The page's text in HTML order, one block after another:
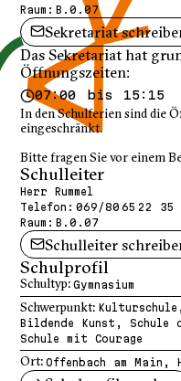
Raum: B.0.07
Sekretariat
Das Sekretariat hat
Öffnungszeiten:
07:00 bis 15:15
In den Schulferien sind die
eingeschränkt.
Bitte fragen Sie vor einem
Schulleiter
Herr Rummel
Telefon: 069/80 65 22 35
Raum: B.0.07
Schulleiter
Schulprofil
Schultyp: Gymnasium
Schwerpunkt:
Bildende Kunst, Schule
Schule mit Courage
Ort: Offenbach am Main,